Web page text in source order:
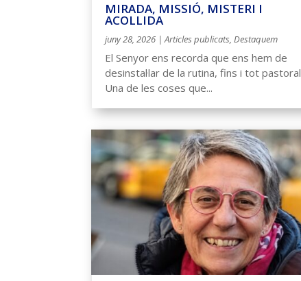
MIRADA, MISSIÓ, MISTERI I
ACOLLIDA
juny 28, 2026 |Articles publicats,Destaquem
El Senyor ens recorda que ens hem de
desinstal·lar de la rutina, fins i tot pastoral
Una de les coses que...